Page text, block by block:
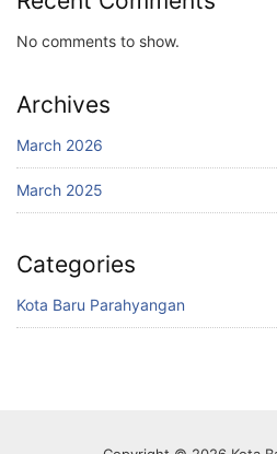
No comments to show.
Archives
March 2026
March 2025
Categories
Kota Baru Parahyangan